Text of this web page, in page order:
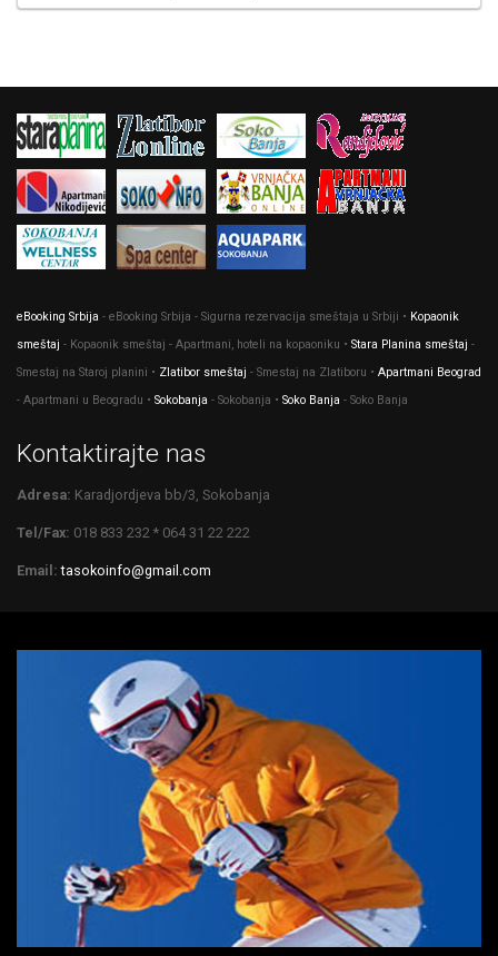
eBooking Srbija - eBooking Srbija - Sigurna rezervacija smeštaja u Srbiji • Kopaonik
smeštaj - Kopaonik smeštaj - Apartmani, hoteli na kopaoniku • Stara Planina smeštaj -
Smestaj na Staroj planini • Zlatibor smeštaj - Smestaj na Zlatiboru • Apartmani Beograd
- Apartmani u Beogradu • Sokobanja - Sokobanja • Soko Banja - Soko Banja
Kontaktirajte nas
Adresa: Karadjordjeva bb/3, Sokobanja
Tel/Fax: 018 833 232 * 064 31 22 222
Email: tasokoinfo@gmail.com